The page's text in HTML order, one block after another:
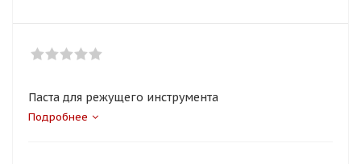
Паста для режущего инструмента
Подробнее